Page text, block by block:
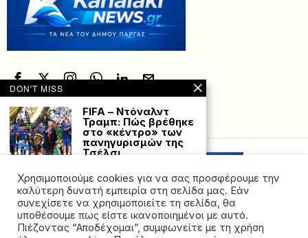
Powered with by Hostville”)
Χρησιμοποιούμε cookies για να σας προσφέρουμε την
καλύτερη δυνατή εμπειρία στη σελίδα μας. Εάν
συνεχίσετε να χρησιμοποιείτε τη σελίδα, θα
υποθέσουμε πως είστε ικανοποιημένοι με αυτό.
Πιέζοντας “Αποδέχομαι”, συμφωνείτε με τη χρήση
DON'T MISS
FIFA – Ντόναλντ
Τραμπ: Πώς βρέθηκε
στο «κέντρο» των
πανηγυρισμών της
Τσέλσι
τηναπόπειρα κατά της
ζωής του, βρήκε
Συνελήφθη ο
Χρήστος Μαυρίκης
για απόπειρα